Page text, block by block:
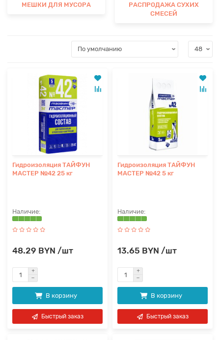
МЕШКИ ДЛЯ МУСОРА
РАСПРОДАЖА СУХИХ
СМЕСЕЙ
Гидроизоляция ТАЙФУН
МАСТЕР №42 25 кг
48.29 BYN /шт
В корзину
Быстрый заказ
Гидроизоляция ТАЙФУН
МАСТЕР №42 5 кг
13.65 BYN /шт
В корзину
Быстрый заказ